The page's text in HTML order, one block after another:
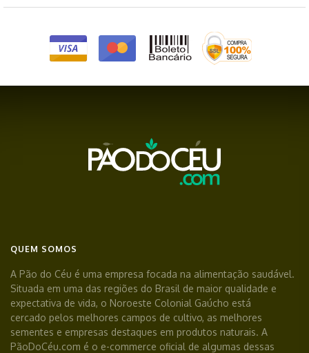
QUEM SOMOS
A Pão do Céu é uma empresa focada na alimentação saudável.
Situada em uma das regiões do Brasil de maior qualidade e
expectativa de vida, o Noroeste Colonial Gaúcho está
cercado pelos melhores campos de cultivo, as melhores
sementes e empresas destaques em produtos naturais. A
PãoDoCéu.com é o e-commerce oficial de algumas dessas